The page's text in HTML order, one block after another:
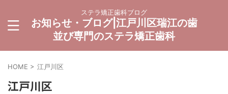
ステラ矯正歯科ブログ
お知らせ・ブログ|江戸川区瑞江の歯
並び専門のステラ矯正歯科
HOME > 江戸川区
江戸川区